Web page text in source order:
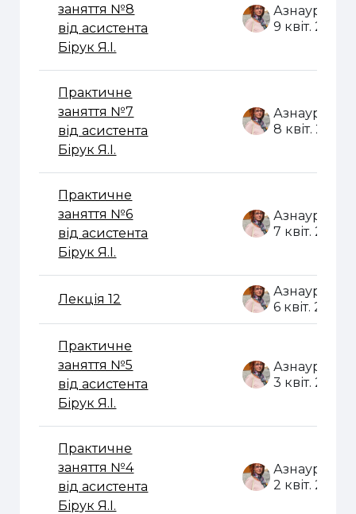
заняття №8
від асистента
Бірук Я.І.
9 квіт. 2020
Практичне
заняття №7
від асистента
Бірук Я.І.
8 квіт. 2020
Практичне
заняття №6
від асистента
Бірук Я.І.
7 квіт. 2020
Лекція 12
6 квіт. 2020
Практичне
заняття №5
від асистента
Бірук Я.І.
3 квіт. 2020
Практичне
заняття №4
від асистента
Бірук Я.І.
2 квіт. 2020